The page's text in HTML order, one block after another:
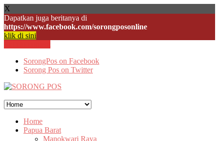
X
Dapatkan juga beritanya di
https://www.facebook.com/sorongposonline
klik di sini
SorongPos on Facebook
Sorong Pos on Twitter
Home
Papua Barat
Manokwari Raya